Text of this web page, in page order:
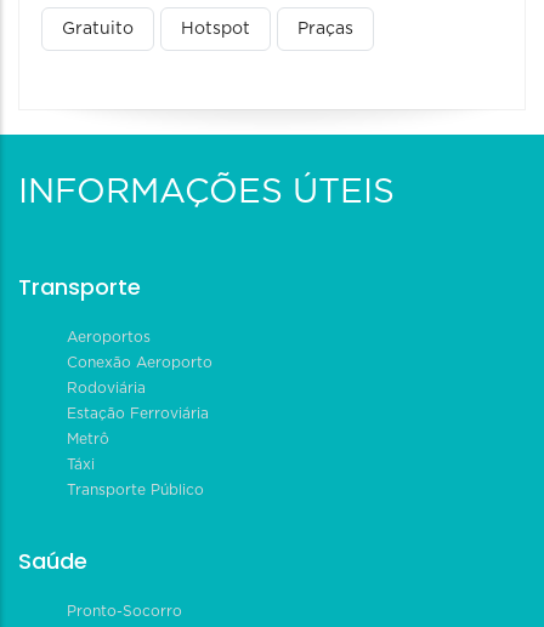
Gratuito Hotspot Praças
INFORMAÇÕES ÚTEIS
Transporte
Aeroportos
Conexão Aeroporto
Rodoviária
Estação Ferroviária
Metrô
Táxi
Transporte Público
Saúde
Pronto-Socorro